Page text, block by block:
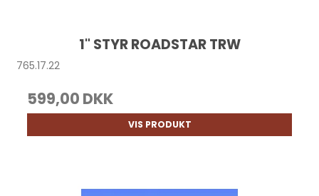
1" STYR ROADSTAR TRW
765.17.22
599,00 DKK
VIS PRODUKT